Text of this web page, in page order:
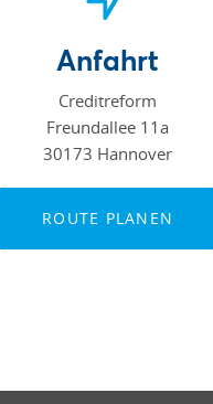
Anfahrt
Creditreform
Freundallee 11a
30173 Hannover
ROUTE PLANEN